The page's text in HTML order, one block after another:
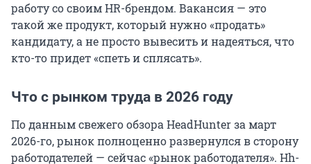
работу со своим HR-брендом. Вакансия — это
такой же продукт, который нужно «продать»
кандидату, а не просто вывесить и надеяться, что
кто-то придет «спеть и сплясать».
Что с рынком труда в 2026 году
По данным свежего обзора HeadHunter за март
2026-го, рынок полноценно развернулся в сторону
работодателей — сейчас «рынок работодателя». Hh-